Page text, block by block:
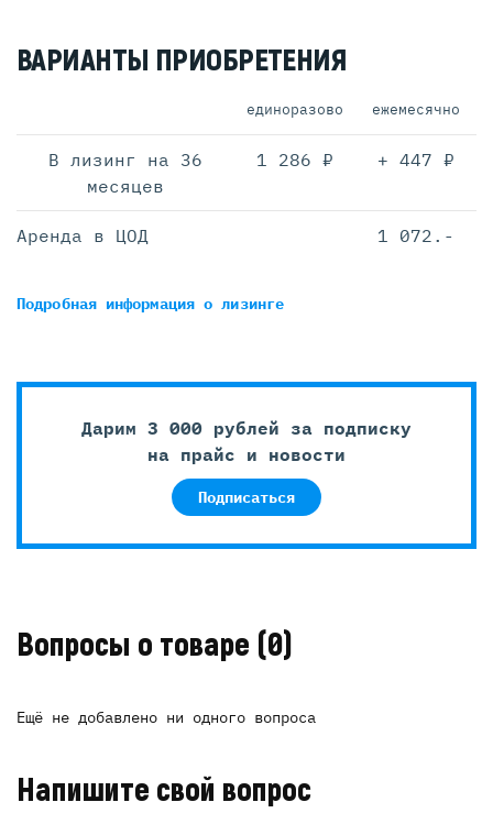
ВАРИАНТЫ ПРИОБРЕТЕНИЯ
единоразово ежемесячно
В лизинг на 36
месяцев
1 286 ₽ + 447 ₽
Аренда в ЦОД 1 072.-
Подробная информацияо лизинге
Дарим 3 000 рублей за подписку
на прайс и новости
Подписаться
Вопросы о товаре (0)
Ещё не добавлено ни одного вопроса
Напишите свой вопрос